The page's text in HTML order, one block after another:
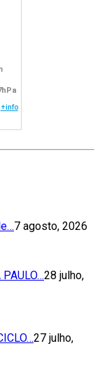
7 agosto, 2026
28 julho,
27 julho,